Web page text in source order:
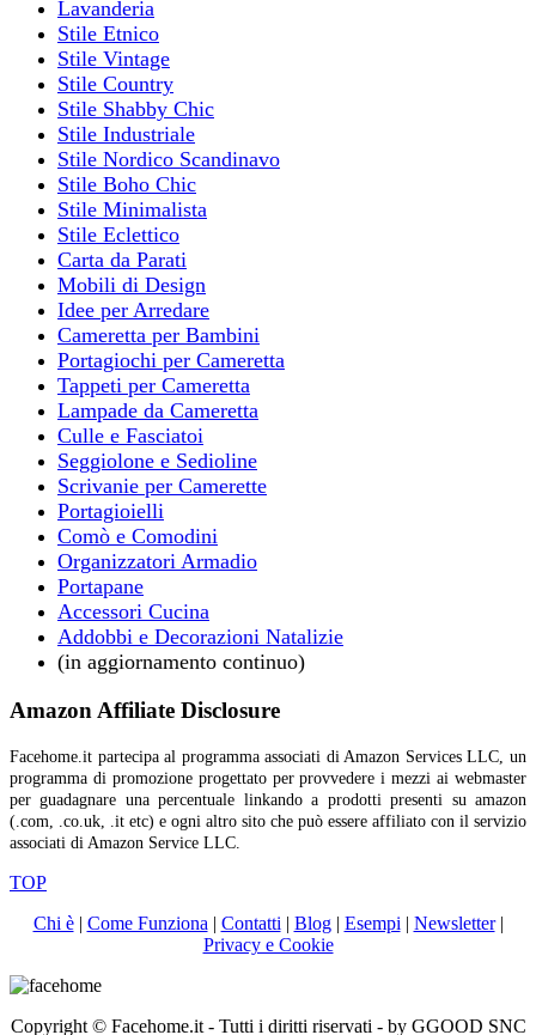
Lavanderia
Stile Etnico
Stile Vintage
Stile Country
Stile Shabby Chic
Stile Industriale
Stile Nordico Scandinavo
Stile Boho Chic
Stile Minimalista
Stile Eclettico
Carta da Parati
Mobili di Design
Idee per Arredare
Cameretta per Bambini
Portagiochi per Cameretta
Tappeti per Cameretta
Lampade da Cameretta
Culle e Fasciatoi
Seggiolone e Sedioline
Scrivanie per Camerette
Portagioielli
Comò e Comodini
Organizzatori Armadio
Portapane
Accessori Cucina
Addobbi e Decorazioni Natalizie
(in aggiornamento continuo)
Amazon Affiliate Disclosure
Facehome.it partecipa al programma associati di Amazon Services LLC, un
programma di promozione progettato per provvedere i mezzi ai webmaster
per guadagnare una percentuale linkando a prodotti presenti su amazon
(.com, .co.uk, .it etc) e ogni altro sito che può essere affiliato con il servizio
associati di Amazon Service LLC.
TOP
Chi è| Come Funziona | Contatti | Blog| Esempi | Newsletter|
Privacy e Cookie
Copyright © Facehome.it - Tutti i diritti riservati - by GGOOD SNC